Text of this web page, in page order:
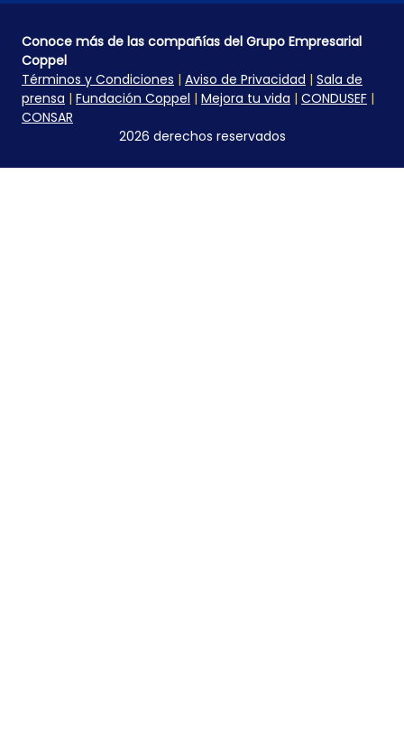
Conoce más de las compañías del Grupo Empresarial
Coppel
Términos y Condiciones | Aviso de Privacidad | Sala de
prensa | Fundación Coppel | Mejora tu vida | CONDUSEF |
CONSAR
2026 derechos reservados